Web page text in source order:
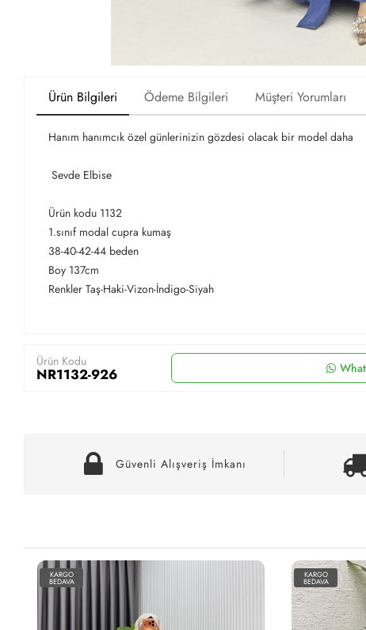
Ürün Bilgileri Ödeme Bilgileri Müşteri Yorumları
Hanım hanımcık özel günlerinizin gözdesi olacak bir model daha
Sevde Elbise
Ürün kodu 1132
1.sınıf modal cupra kumaş
38-40-42-44 beden
Boy 137cm
Renkler Taş-Haki-Vizon-İndigo-Siyah
Ürün Kodu
NR1132-926
Güvenli Alışveriş İmkanı